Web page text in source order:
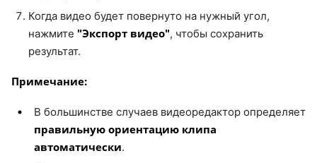
Когда видео будет повернуто на нужный угол,
нажмите "Экспорт видео", чтобы сохранить
результат.
Примечание:
В большинстве случаев видеоредактор определяет
правильную ориентацию клипа
автоматически.